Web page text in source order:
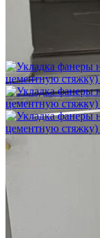
Шлифовка стяжки
1 500 ₽